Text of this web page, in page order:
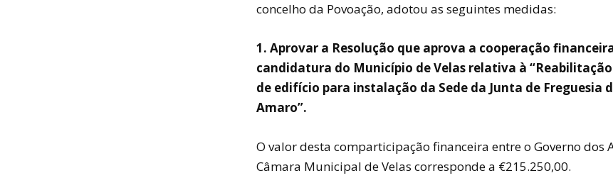
concelho da Povoação, adotou as seguintes medidas:
1. Aprovar a Resolução que aprova a cooperação
candidatura do Município de Velas relativa à
de edifício para instalação da Sede da Junta de Freguesia
Amaro”.
O valor desta comparticipação financeira entre o Governo dos
Câmara Municipal de Velas corresponde a €215.250,00.